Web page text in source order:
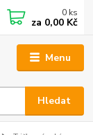
Menu
Hledat
0 ks
za 0,00 Kč